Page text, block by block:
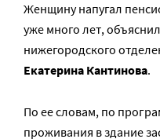
Женщину напугал
уже много лет,
нижегородского
Екатерина Кантинова.
По ее словам, по
проживания в здание